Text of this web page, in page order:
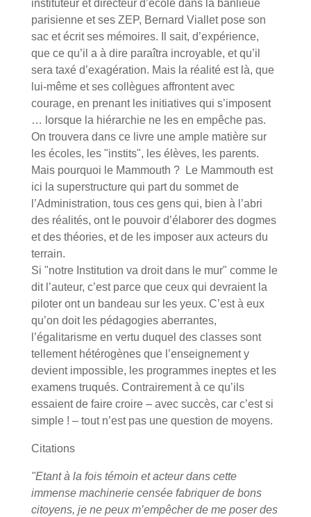
instituteur et directeur d’école dans la banlieue
parisienne et ses ZEP, Bernard Viallet pose son
sac et écrit ses mémoires. Il sait, d’expérience,
que ce qu’il a à dire paraîtra incroyable, et qu’il
sera taxé d’exagération. Mais la réalité est là, que
lui-même et ses collègues affrontent avec
courage, en prenant les initiatives qui s’imposent
… lorsque la hiérarchie ne les en empêche pas.
On trouvera dans ce livre une ample matière sur
les écoles, les "instits", les élèves, les parents.
Mais pourquoi le Mammouth ? Le Mammouth est
ici la superstructure qui part du sommet de
l’Administration, tous ces gens qui, bien à l’abri
des réalités, ont le pouvoir d’élaborer des dogmes
et des théories, et de les imposer aux acteurs du
terrain.
Si "notre Institution va droit dans le mur" comme le
dit l’auteur, c’est parce que ceux qui devraient la
piloter ont un bandeau sur les yeux. C’est à eux
qu’on doit les pédagogies aberrantes,
l’égalitarisme en vertu duquel des classes sont
tellement hétérogènes que l’enseignement y
devient impossible, les programmes ineptes et les
examens truqués. Contrairement à ce qu’ils
essaient de faire croire – avec succès, car c’est si
simple ! – tout n’est pas une question de moyens.
Citations
"Etant à la fois témoin et acteur dans cette
immense machinerie censée fabriquer de bons
citoyens, je ne peux m’empêcher de me poser des